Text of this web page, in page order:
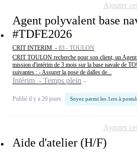
Agent polyvalent base
#TDFE2026
CRIT INTERIM - 83 - TOULON
CRIT TOULON recherche pour son client, un
mission d'intérim de 3 mois sur la base navale de
suivantes : - Assurer la pose de dalles de...
Intérim - Temps plein
Publié il y a 20 jours Soyez parmi les 1ers à
Ajouter
Aide d'atelier (H/F)
Ajouter